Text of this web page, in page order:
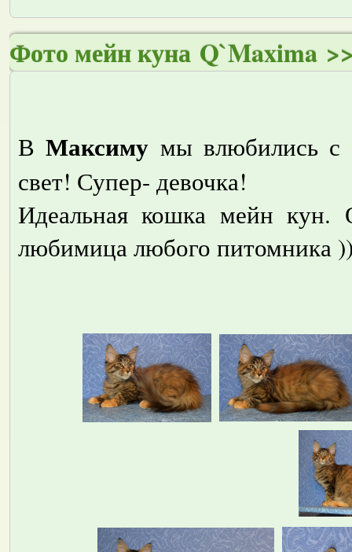
Фото мейн куна Q`Maxima
ВМаксиму мы влюбились с
свет! Супер- девочка!
Идеальная кошка мейн кун.
любимица любого питомника